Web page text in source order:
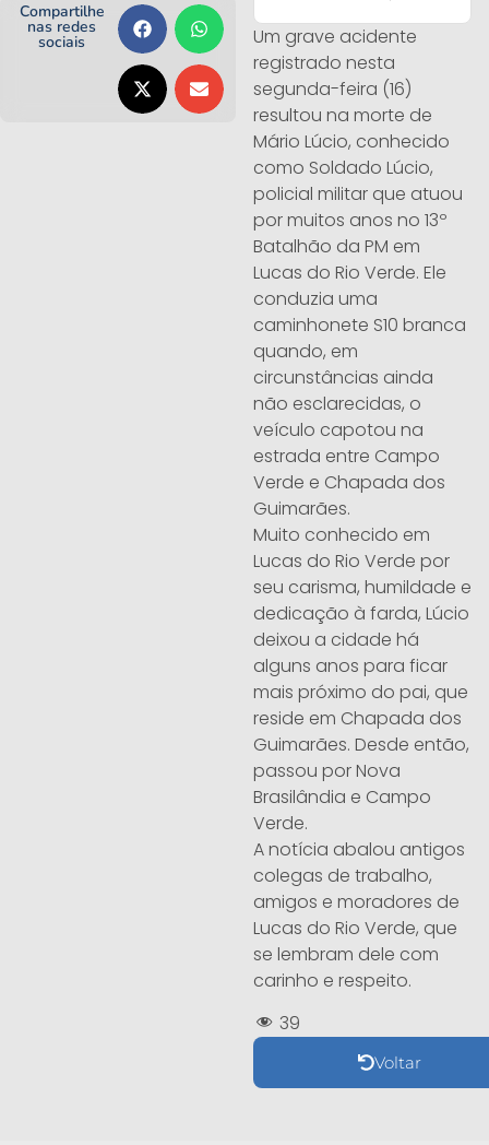
Compartilhe
nas redes
sociais
Um grave acidente
registrado nesta
segunda-feira (16)
resultou na morte de
Mário Lúcio, conhecido
como Soldado Lúcio,
policial militar que atuou
por muitos anos no 13º
Batalhão da PM em
Lucas do Rio Verde. Ele
conduzia uma
caminhonete S10 branca
quando, em
circunstâncias ainda
não esclarecidas, o
veículo capotou na
estrada entre Campo
Verde e Chapada dos
Guimarães.
Muito conhecido em
Lucas do Rio Verde por
seu carisma, humildade e
dedicação à farda, Lúcio
deixou a cidade há
alguns anos para ficar
mais próximo do pai, que
reside em Chapada dos
Guimarães. Desde então,
passou por Nova
Brasilândia e Campo
Verde.
A notícia abalou antigos
colegas de trabalho,
amigos e moradores de
Lucas do Rio Verde, que
se lembram dele com
carinho e respeito.
39
Voltar